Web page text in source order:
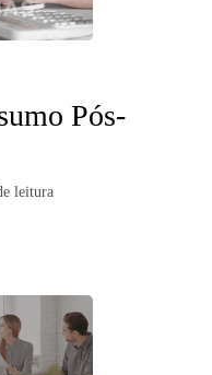
Pós-
leitura